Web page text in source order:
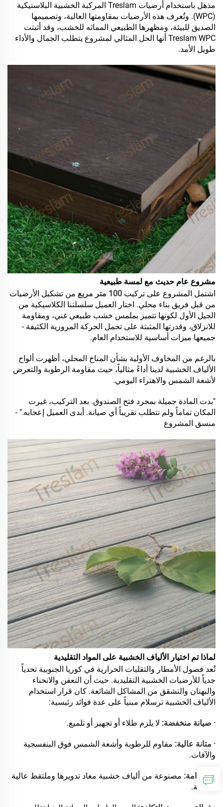
مذهل باستخدام أرضيات Treslam المركبة الخشبية البلاستيكية
(WPC). وتُعرف هذه الأرضيات بمقاومتها العالية، وتصميمها
الصديق للبيئة، ومظهرها الطبيعي المماثه للخشب، وقد أثبتت
Treslam WPC أنها الحل المثالي لمشروع يتطلب الجمال والأداء
طويل الأمد.
مشروع عام حديث مع لمسة طبيعية
اشتمل المشروع على تركيب 100 متر مربع
من تشكيل الأرضيات
من قبل فريق بناء محلي. اختار العميل سلسلتنا الكلاسيكية من
الجيل الأول لكونها تتميز بملمس خشب طبيعي غني، ومقاومة
للانزلاق، وقدرتها المثبتة على تحمل الحركة المرورية الكثيفة -
جميعها ميزات أساسية للاستخدام العام.
بالرغم من المخاوف الأولية بشأن المناخ المحلي، أظهرت ألواح
الألياف الخشبية لدينا أداءً مثالياً، حيث مقاومة الرطوبة والتعرض
لأشعة الشمس والاهتراء اليومي.
"بدت المادة جميلة بمجرد فتح الصندوق. بعد التركيب، غيرت
المكان تماماً ولم تتطلب تقريباً أي صيانة. أبدى العميل إعجابه." -
منسق المشروع
لماذا تم اختيار الألياف الخشبية على المواد التقليدية
تُعد فصول الأمطار والتقلبات الحرارية في كوريا الجنوبية تحدياً
جدياً للأرضيات الخشبية التقليدية. حيث أن التعفن والانحناء
والبهتان والتشقق من المشاكل الشائعة. كان قرار استخدام
الألياف الخشبية ترسلام مبنياً على عدة فوائد رئيسية:
· صيانة منخفضة: لا يلزم طلاء أو تجهيز أو تلميع.
· متانة عالية: مقاوم للرطوبة وأشعة الشمس فوق البنفسجية
والآفات.
· استدامة: مصنوعة من ألياف خشبية معاد تدويرها وملتقط عالية
الكثافة.